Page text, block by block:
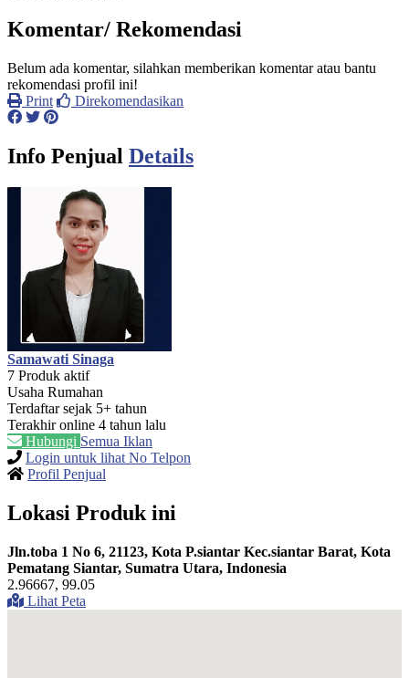
Komentar/ Rekomendasi
Belum ada komentar, silahkan memberikan komentar atau bantu
rekomendasi profil ini!
Print
Direkomendasikan
Info Penjual Details
Samawati Sinaga
7 Produk aktif
Usaha Rumahan
Terdaftar sejak 5+ tahun
Terakhir online 4 tahun lalu
Hubungi Semua Iklan
Login untuk lihat No Telpon
Profil Penjual
Lokasi Produk ini
Jln.toba 1 No 6, 21123, Kota P.siantar Kec.siantar Barat, Kota
Pematang Siantar, Sumatra Utara, Indonesia
2.96667, 99.05
Lihat Peta